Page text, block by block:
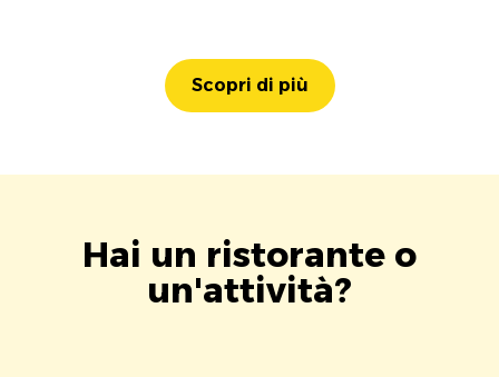
Scopri di più
Hai un ristorante o
un'attività?